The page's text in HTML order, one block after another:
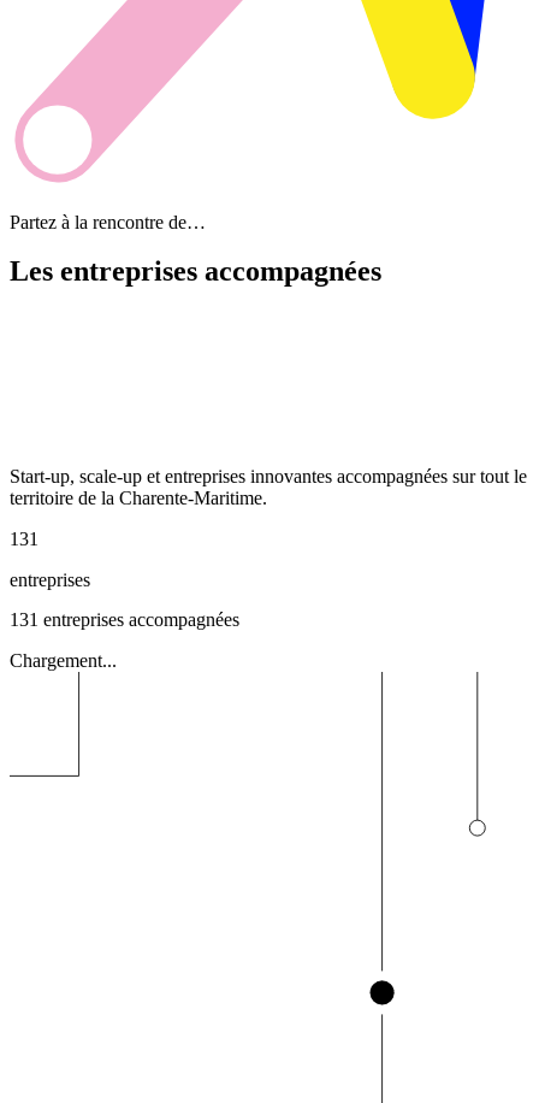
Partez à la rencontre de…
Les entreprises accompagnées
Start-up, scale-up et entreprises innovantes accompagnées sur tout le
territoire de la Charente-Maritime.
131
entreprises
131 entreprises accompagnées
Chargement...